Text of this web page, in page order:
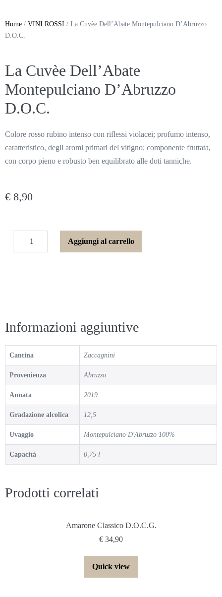
Home / VINI ROSSI / La Cuvèe Dell’Abate Montepulciano D’Abruzzo
D.O.C.
La Cuvèe Dell’Abate
Montepulciano D’Abruzzo
D.O.C.
Colore rosso rubino intenso con riflessi violacei; profumo intenso,
caratteristico, degli aromi primari del vitigno; componente fruttata,
con corpo pieno e robusto ben equilibrato alle doti tanniche.
€ 8,90
Aggiungi al carrello
Informazioni aggiuntive
Cantina Zaccagnini
Provenienza Abruzzo
Annata 2019
Gradazione alcolica 12,5
Uvaggio Montepulciano D'Abruzzo 100%
Capacità 0,75 l
Prodotti correlati
Amarone Classico D.O.C.G.
€ 34,90
Quick view